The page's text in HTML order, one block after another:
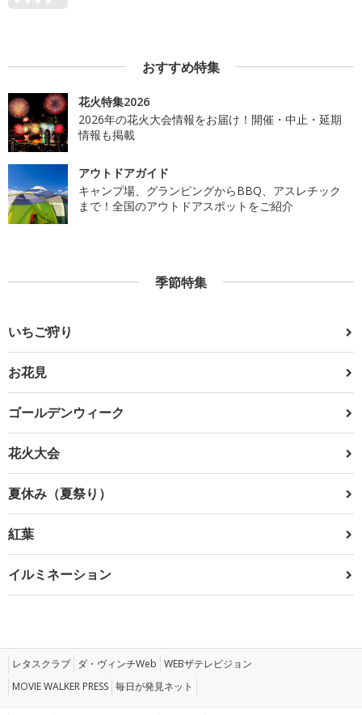
おすすめ特集
花火特集2026
2026年の花火大会情報をお届け！開催・中止・延期
情報も掲載
アウトドアガイド
キャンプ場、グランピングからBBQ、アスレチック
まで！全国のアウトドアスポットをご紹介
季節特集
いちご狩り
お花見
ゴールデンウィーク
花火大会
夏休み（夏祭り）
紅葉
イルミネーション
レタスクラブ ダ・ヴィンチWeb WEBザテレビジョン
MOVIE WALKER PRESS 毎日が発見ネット